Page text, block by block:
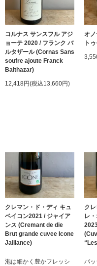
コルナス サンスフル アジ
ョーテ 2020 / フランク バ
ルタザール (Cornas Sans
soufre ajoute Franck
Balthazar)
12,418円(税込13,660円)
オ
ト
クレマン・ド・ディ キュ
ベイコン2021 / ジャイア
ンス (Cremant de die
Brut grande cuvee Icone
Jaillance)
泡は細かく豊かフレッシ
ク
レ
パ